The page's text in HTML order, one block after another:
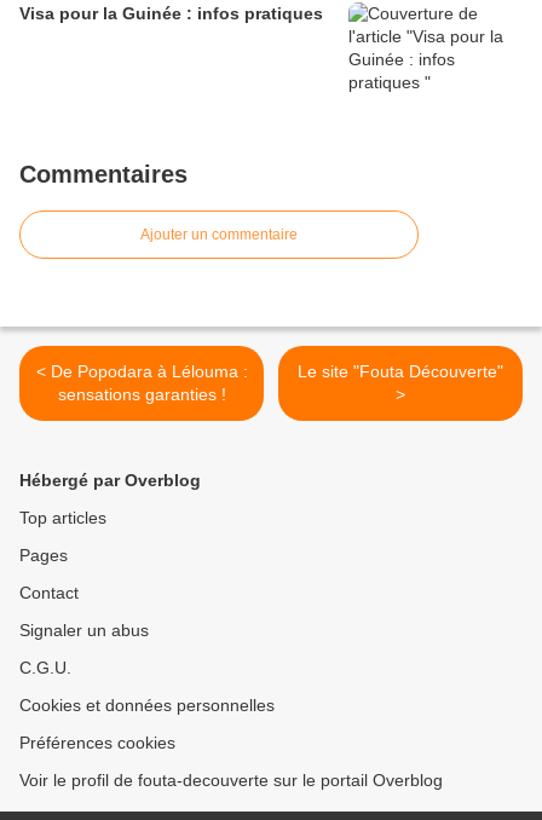
Visa pour la Guinée : infos pratiques
Commentaires
Ajouter un commentaire
< De Popodara à Lélouma :
sensations garanties !
Le site "Fouta Découverte"
>
Hébergé par Overblog
Top articles
Pages
Contact
Signaler un abus
C.G.U.
Cookies et données personnelles
Préférences cookies
Voir le profil de fouta-decouverte sur le portail Overblog